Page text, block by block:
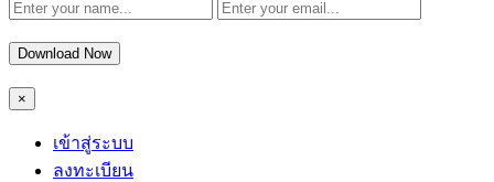
Download Now
×
เข้าสู่ระบบ
ลงทะเบียน